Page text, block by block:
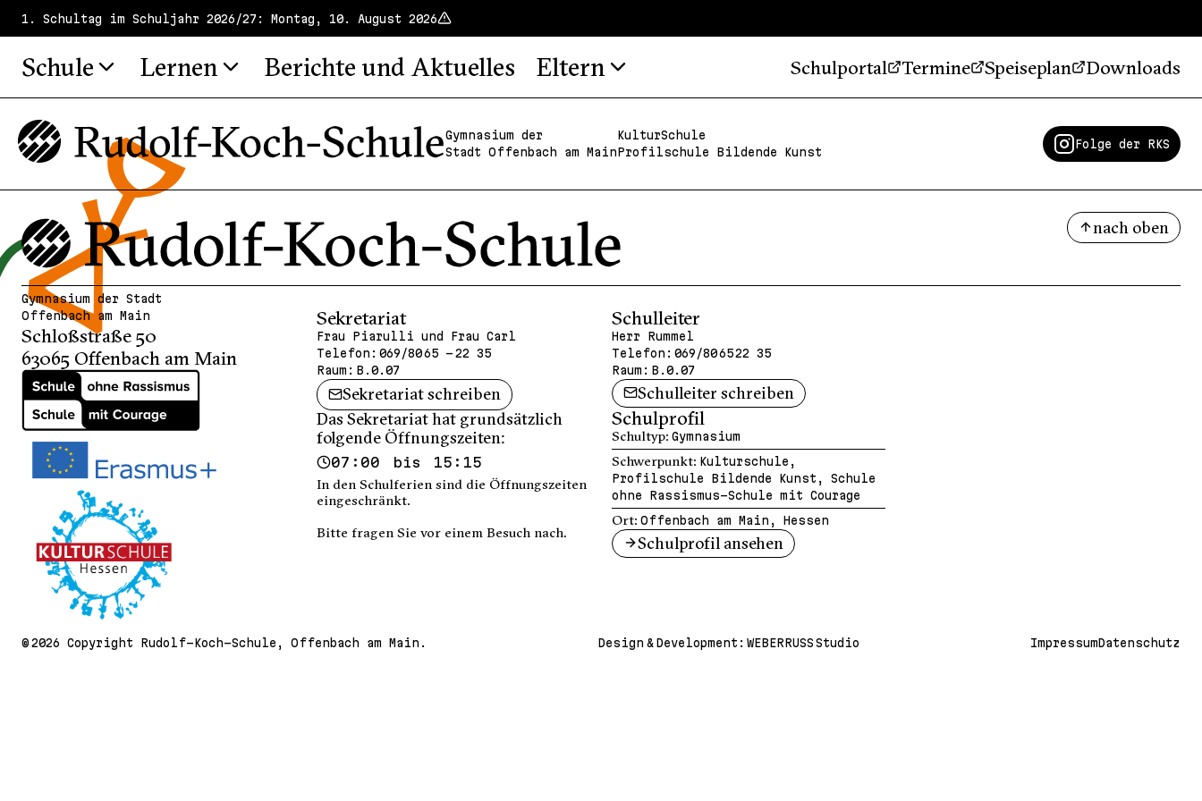
1. Schultag im Schuljahr 2026/27: Montag, 10. August 2026
Schule Lernen Berichte und Aktuelles Eltern Schulportal Termine Speiseplan Downloads
Gymnasium der
Stadt Offenbach am Main
KulturSchule
Profilschule Bildende Kunst
Folge der RKS
nach oben
Gymnasium der Stadt
Offenbach am Main
Schloßstraße 50
63065 Offenbach am Main
Sekretariat
Frau Piarulli und Frau Carl
Telefon: 069/80 65 - 22 35
Raum: B.0.07
Sekretariat schreiben
Das Sekretariat hat grundsätzlich
folgende Öffnungszeiten:
07:00 bis 15:15
In den Schulferien sind die Öffnungszeiten
eingeschränkt.
Bitte fragen Sie vor einem Besuch nach.
Schulleiter
Herr Rummel
Telefon: 069/80 65 22 35
Raum: B.0.07
Schulleiter schreiben
Schulprofil
Schultyp: Gymnasium
Schwerpunkt: Kulturschule,
Profilschule Bildende Kunst, Schule
ohne Rassismus-Schule mit Courage
Ort: Offenbach am Main, Hessen
Schulprofil ansehen
© 2026 Copyright Rudolf-Koch-Schule, Offenbach am Main. Design & Development: WEBERRUSS Studio ImpressumDatenschutz